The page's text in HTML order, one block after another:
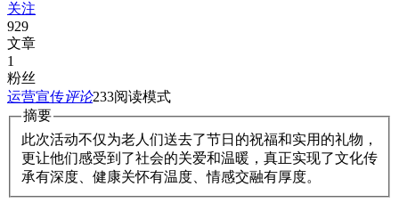
关注
929
文章
1
粉丝
运营宣传评论233阅读模式
摘要
此次活动不仅为老人们送去了节日的祝福和实用的礼物，
更让他们感受到了社会的关爱和温暖，真正实现了文化传
承有深度、健康关怀有温度、情感交融有厚度。